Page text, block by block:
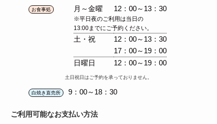
お食事処 月～金曜 12：00～13：30
※平日夜のご利用は当日の
13:00までにご予約ください。
土・祝
12：00～13：30
17：00～19：00
日曜日
12：00～19：00
土日祝日はご予約を承っておりません。
白焼き直売所 9：00～18：30
ご利用可能なお支払い方法